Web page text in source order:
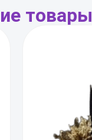
товары